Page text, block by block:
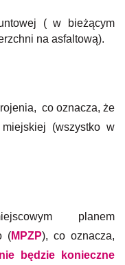
( w bieżącym
na asfaltową).
co oznacza, że
(wszystko w
planem
(MPZP), co oznacza,
nie będzie konieczne